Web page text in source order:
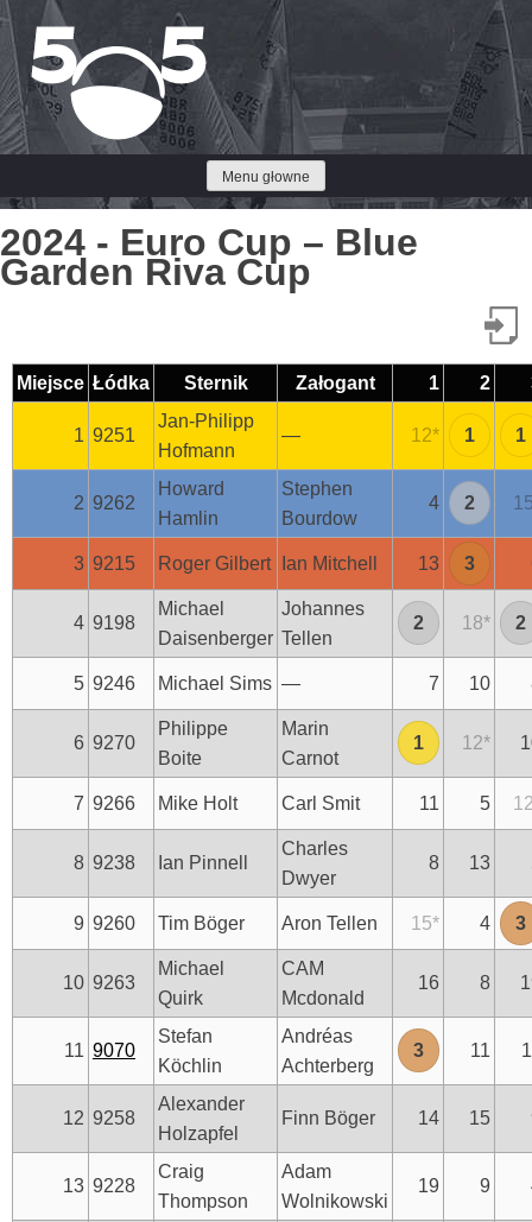
Przejdź
do
treści
Menu głowne
2024 - Euro Cup – Blue
Garden Riva Cup
Miejsce Łódka Sternik Załogant 1 2
1 9251
Jan-Philipp
Hofmann
— 12* 1 1
2 9262
Howard
Hamlin
Stephen
Bourdow
4 2
3 9215 Roger Gilbert Ian Mitchell 13 3
4 9198
Michael
Daisenberger
Johannes
Tellen
2 18* 2
5 9246 Michael Sims — 7 10
6 9270
Philippe
Boite
Marin
Carnot
1 12*
7 9266 Mike Holt Carl Smit 11 5
8 9238 Ian Pinnell
Charles
Dwyer
8 13
9 9260 Tim Böger Aron Tellen 15* 4 3
10 9263
Michael
Quirk
CAM
Mcdonald
16 8
11 9070
Stefan
Köchlin
Andréas
Achterberg
3 11
12 9258
Alexander
Holzapfel
Finn Böger 14 15
13 9228
Craig
Thompson
Adam
Wolnikowski
19 9